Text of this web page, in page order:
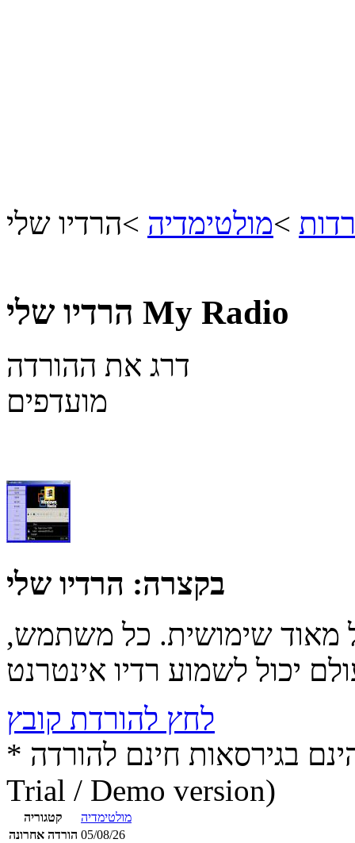
>מולטימדיה >הרדיו שלי
My Radio
דרג את ההורדה
מועדפים
בקצרה: הרדיו שלי
מאוד שימושית. כל משתמש,
לחץ להורדת קובץ
* התכנים הינם בגירסאות חינם להורדה (Free game / software,
Trial / Demo version)
קטגוריה
מולטימדיה
הורדה אחרונה 05/08/26